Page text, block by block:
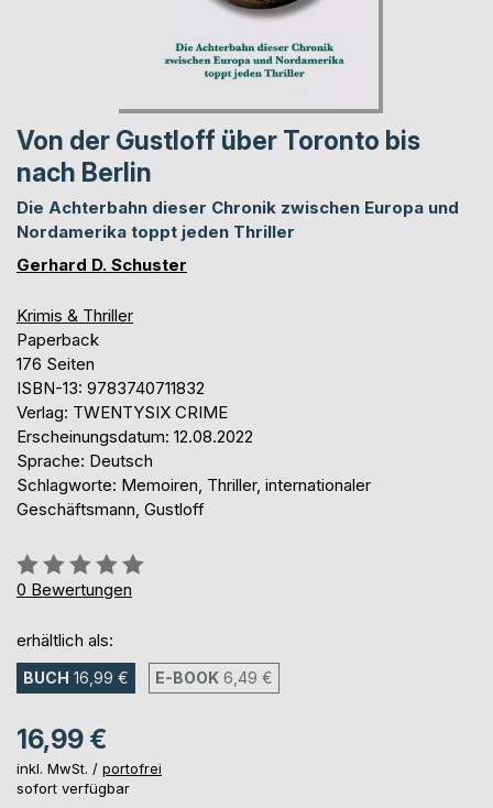
Von der Gustloff über Toronto bis
nach Berlin
Die Achterbahn dieser Chronik zwischen Europa und
Nordamerika toppt jeden Thriller
Gerhard D. Schuster
Krimis & Thriller
Paperback
176 Seiten
ISBN-13: 9783740711832
Verlag: TWENTYSIX CRIME
Erscheinungsdatum: 12.08.2022
Sprache: Deutsch
Schlagworte: Memoiren, Thriller, internationaler
Geschäftsmann, Gustloff
Bewertung::
0%
0 Bewertungen
erhältlich als:
BUCH 16,99 € E-BOOK 6,49 €
16,99 €
inkl. MwSt. / portofrei
sofort verfügbar